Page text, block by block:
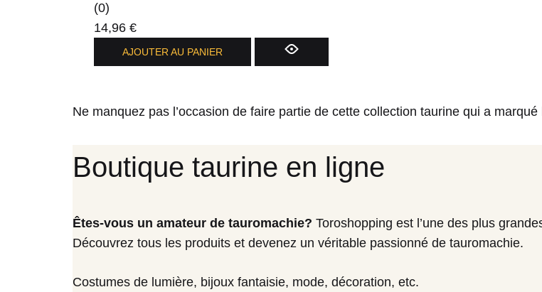
(0)
14,96 €
AJOUTER AU PANIER
Ne manquez pas l’occasion de faire partie de cette collection taurine qui a
Boutique taurine en ligne
Êtes-vous un amateur de tauromachie? Toroshopping est l’une des plus
Découvrez tous les produits et devenez un véritable passionné de tauromachie.
Costumes de lumière, bijoux fantaisie, mode, décoration, etc.